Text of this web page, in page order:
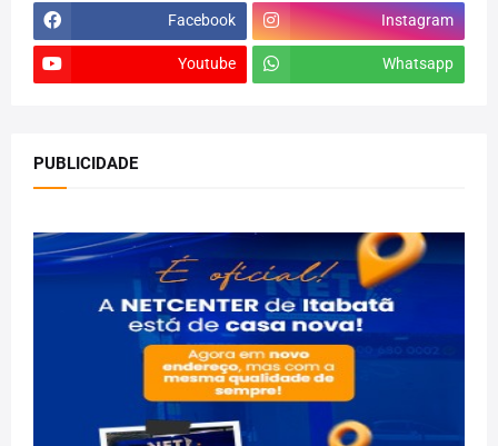
Facebook Instagram
Youtube Whatsapp
PUBLICIDADE